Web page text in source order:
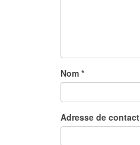
Nom *
Adresse de contact